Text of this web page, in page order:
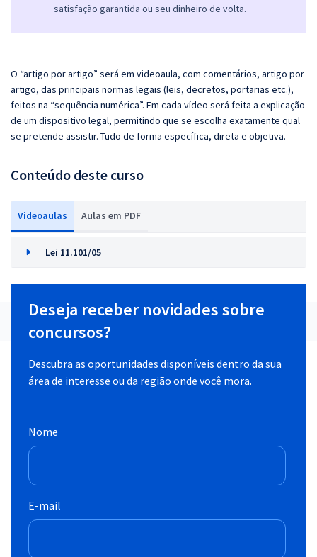
satisfação garantida ou seu dinheiro de volta.
O “artigo por artigo” será em videoaula, com comentários, artigo por
artigo, das principais normas legais (leis, decretos, portarias etc.),
feitos na “sequência numérica”. Em cada vídeo será feita a explicação
de um dispositivo legal, permitindo que se escolha exatamente qual
se pretende assistir. Tudo de forma específica, direta e objetiva.
Conteúdo deste curso
Videoaulas Aulas em PDF
Lei 11.101/05
Deseja receber novidades sobre
concursos?
Descubra as oportunidades disponíveis dentro da sua
área de interesse ou da região onde você mora.
Nome
E-mail